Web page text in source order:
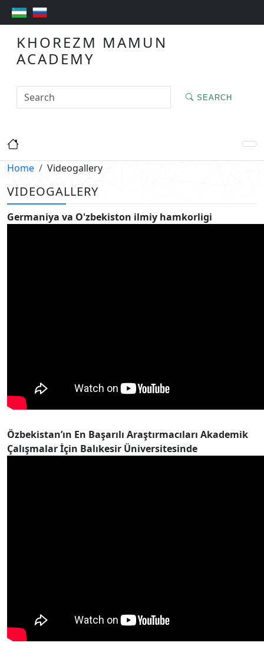
KHOREZM MAMUN
ACADEMY
SEARCH
Home Videogallery
VIDEOGALLERY
Germaniya va O'zbekiston ilmiy hamkorligi
Özbekistan’ın En Başarılı Araştırmacıları Akademik
Çalışmalar İçin Balıkesir Üniversitesinde